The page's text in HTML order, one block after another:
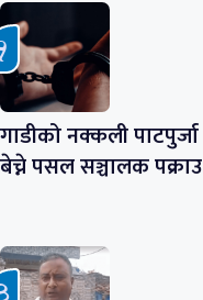
गाडीको नक्कली पाटपुर्जा
बेच्ने पसल सञ्चालक पक्राउ